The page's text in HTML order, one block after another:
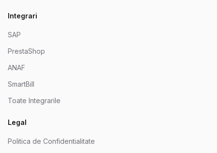
Integrari
SAP
PrestaShop
ANAF
SmartBill
Toate Integrarile
Legal
Politica de Confidentialitate